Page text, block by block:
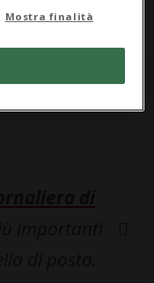
Mostra finalità